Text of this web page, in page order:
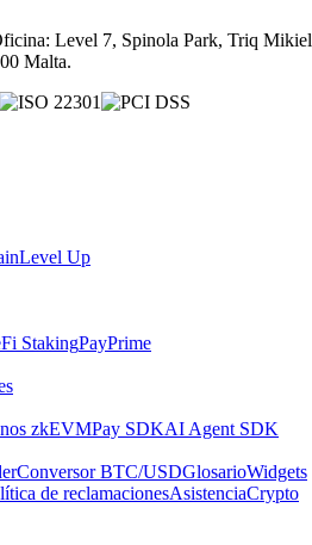
Level 7, Spinola Park, Triq Mikiel
Malta.
Level Up
StakingPayPrime
zkEVMPay SDKAI Agent SDK
Conversor BTC/USDGlosarioWidgets
de reclamacionesAsistenciaCrypto